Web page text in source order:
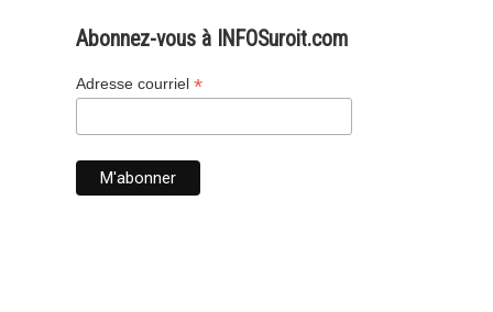
d’INFOSuroit
Abonnez-vous à INFOSuroit.com
Adresse courriel *